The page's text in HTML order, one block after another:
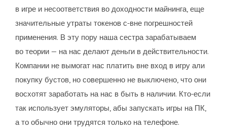
в игре и несоответствия во доходности майнинга, еще
значительные утраты токенов с-вне погрешностей
применения. В эту пору наша сестра зарабатываем
во теории — на нас делают деньги в действительности.
Компании не вымогат нас платить вне вход в игру али
покупку бустов, но совершенно не выключено, что они
восхотят заработать на нас в быть в наличии. Кто-если
так использует эмуляторы, абы запускать игры на ПК,
а то обычно они трудятся только на телефоне.